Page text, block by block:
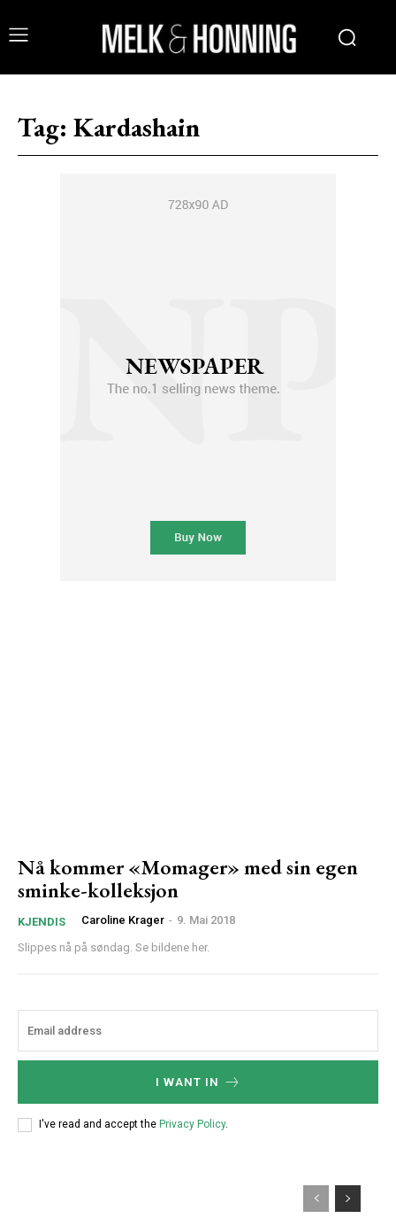
Tag: Kardashain
Nå kommer «Momager» med sin egen
sminke-kolleksjon
KJENDIS Caroline Krager - 9. Mai 2018
Slippes nå på søndag. Se bildene her.
I WANT IN
I've read and accept the Privacy Policy.